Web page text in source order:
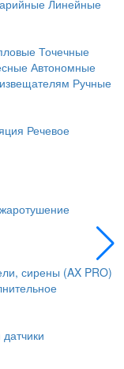
Линейные
Точечные
Автономные
Ручные
Речевое
сирены (AX PRO)